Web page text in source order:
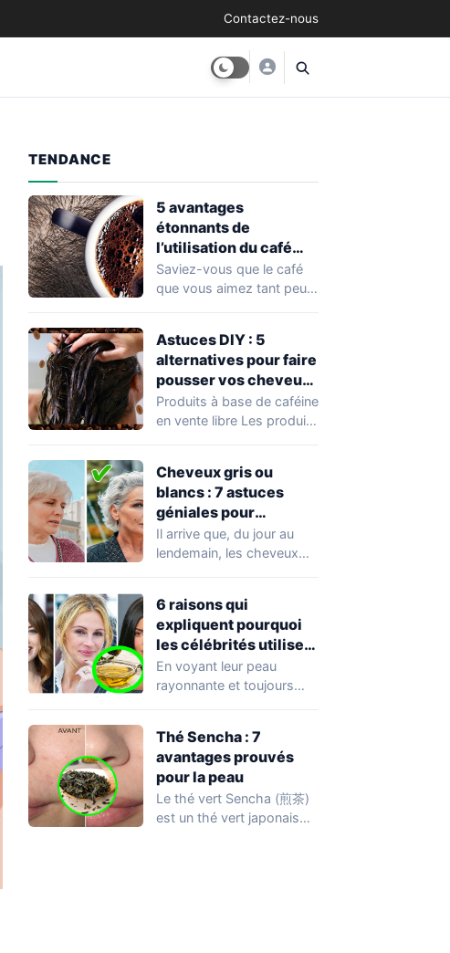
Contactez-nous
TENDANCE
5 avantages
étonnants de
l’utilisation du café
pour la croissance de
vos cheveux
Saviez-vous que le café
que vous aimez tant peut
Astuces DIY : 5
alternatives pour faire
pousser vos cheveux
avec du café
Produits à base de caféine
en vente libre Les produits
Cheveux gris ou
blancs : 7 astuces
géniales pour
améliorer leur aspect
naturel
Il arrive que, du jour au
lendemain, les cheveux
6 raisons qui
expliquent pourquoi
les célébrités utilisent
de l’huile d’olive plutôt
que des produits de
En voyant leur peau
rayonnante et toujours
d’entre…
Thé Sencha : 7
avantages prouvés
pour la peau
Le thé vert Sencha (煎茶)
est un thé vert japonais